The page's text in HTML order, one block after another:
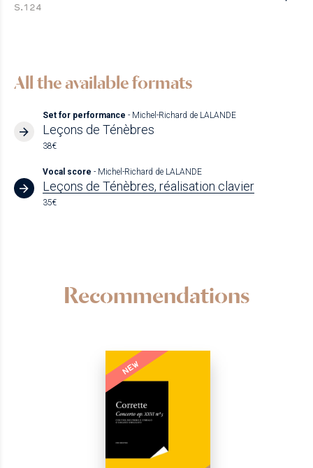
S.124
All the available formats
Set for performance - Michel-Richard de LALANDE
Leçons de Ténèbres
38€
Vocal score - Michel-Richard de LALANDE
Leçons de Ténèbres, réalisation clavier
35€
Recommendations
NEW